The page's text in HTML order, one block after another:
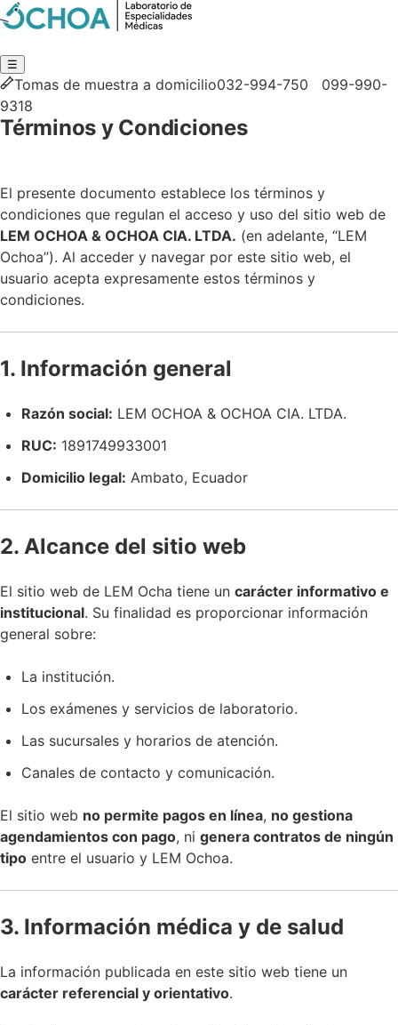
☰
Tomas de muestra a domicilio032-994-750 099-990-
9318
Términos y Condiciones
El presente documento establece los términos y
condiciones que regulan el acceso y uso del sitio web de
LEM OCHOA & OCHOA CIA. LTDA. (en adelante, “LEM
Ochoa”). Al acceder y navegar por este sitio web, el
usuario acepta expresamente estos términos y
condiciones.
1. Información general
Razón social: LEM OCHOA & OCHOA CIA. LTDA.
RUC: 1891749933001
Domicilio legal: Ambato, Ecuador
2. Alcance del sitio web
El sitio web de LEM Ocha tiene un carácter informativo e
institucional. Su finalidad es proporcionar información
general sobre:
La institución.
Los exámenes y servicios de laboratorio.
Las sucursales y horarios de atención.
Canales de contacto y comunicación.
El sitio web no permite pagos en línea, no gestiona
agendamientos con pago, ni genera contratos de ningún
tipo entre el usuario y LEM Ochoa.
3. Información médica y de salud
La información publicada en este sitio web tiene un
carácter referencial y orientativo.